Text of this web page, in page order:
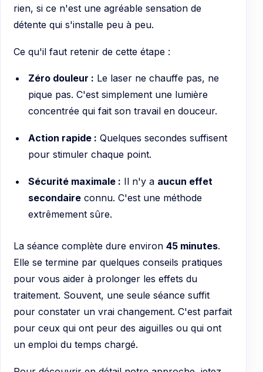
rien, si ce n'est une agréable sensation de
détente qui s'installe peu à peu.
Ce qu'il faut retenir de cette étape :
Zéro douleur : Le laser ne chauffe pas, ne
pique pas. C'est simplement une lumière
concentrée qui fait son travail en douceur.
Action rapide : Quelques secondes suffisent
pour stimuler chaque point.
Sécurité maximale : Il n'y a aucun effet
secondaireconnu. C'est une méthode
extrêmement sûre.
La séance complète dure environ 45 minutes.
Elle se termine par quelques conseils pratiques
pour vous aider à prolonger les effets du
traitement. Souvent, une seule séance suffit
pour constater un vrai changement. C'est parfait
pour ceux qui ont peur des aiguilles ou qui ont
un emploi du temps chargé.